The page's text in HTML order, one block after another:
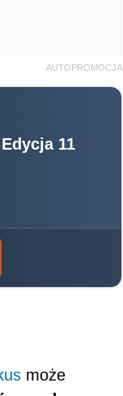
AUTOPROMOCJA
11
może